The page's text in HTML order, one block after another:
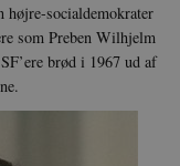
højre-socialdemokrater
som Preben Wilhjelm
brød i 1967 ud af